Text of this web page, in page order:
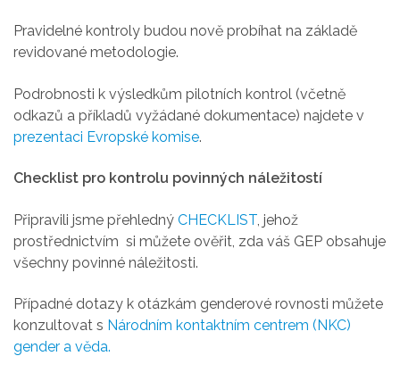
Pravidelné kontroly budou nově probíhat na základě
revidované metodologie.
Podrobnosti k výsledkům pilotních kontrol (včetně
odkazů a příkladů vyžádané dokumentace) najdete v
prezentaci Evropské komise.
Checklist pro kontrolu povinných náležitostí
Připravili jsme přehledný CHECKLIST , jehož
prostřednictvím si můžete ověřit, zda váš GEP obsahuje
všechny povinné náležitosti.
Případné dotazy k otázkám genderové rovnosti můžete
konzultovat s Národním kontaktním centrem (NKC)
gender a věda.